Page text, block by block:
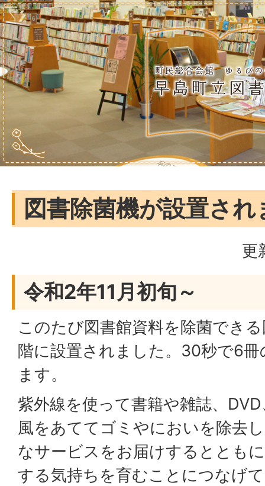
図書除菌機が設置さ
更
令和2年11月初旬～
このたび図書館資料を除菌でき
階に設置されました。30秒で6
ます。
紫外線を使って書籍や雑誌、
風をあててゴミやにおいを除去
なサービスをお届けするととも
する気持ちを育むことにつなげ